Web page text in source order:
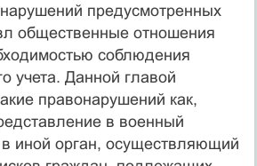
предусмотренных
общественные отношения
соблюдения
учета. Данной главой
правонарушений как,
в военный
иной орган, осуществляющий